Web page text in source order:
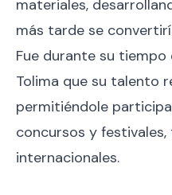
materiales,
más tarde se
Fue durante su tiempo
Tolima que su talento
permitiéndole
concursos y
internacionales.